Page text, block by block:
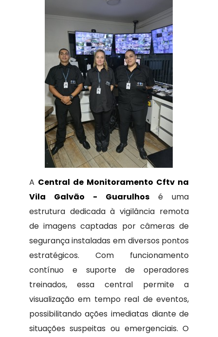
A Central de Monitoramento Cftv na
Vila Galvão - Guarulhos é uma
estrutura dedicada à vigilância remota
de imagens captadas por câmeras de
segurança instaladas em diversos pontos
estratégicos. Com funcionamento
contínuo e suporte de operadores
treinados, essa central permite a
visualização em tempo real de eventos,
possibilitando ações imediatas diante de
situações suspeitas ou emergenciais. O